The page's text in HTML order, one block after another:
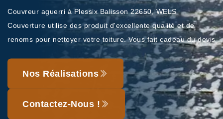
Couvreur aguerri à Plessix Balisson 22650, WELS
Couverture utilise des produit d'excellente qualité et de
renoms pour nettoyer votre toiture. Vous fait cadeau du devis
Nos Réalisations
Contactez-Nous !